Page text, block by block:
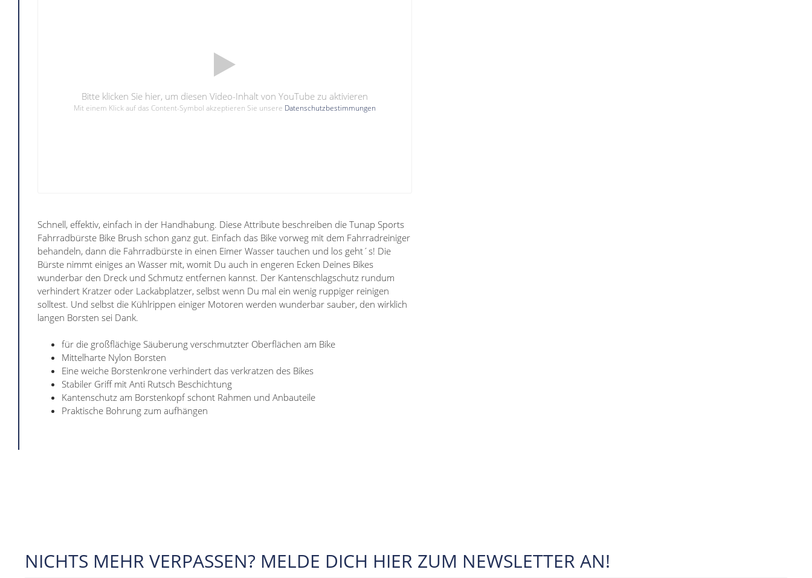
Bitte klicken Sie hier, um diesen Video-Inhalt von YouTube zu aktivieren
Mit einem Klick auf das Content-Symbol akzeptieren Sie unsere Datenschutzbestimmungen
Schnell, effektiv, einfach in der Handhabung. Diese Attribute beschreiben die Tunap Sports
Fahrradbürste Bike Brush schon ganz gut. Einfach das Bike vorweg mit dem Fahrradreiniger
behandeln, dann die Fahrradbürste in einen Eimer Wasser tauchen und los geht´s! Die
Bürste nimmt einiges an Wasser mit, womit Du auch in engeren Ecken Deines Bikes
wunderbar den Dreck und Schmutz entfernen kannst. Der Kantenschlagschutz rundum
verhindert Kratzer oder Lackabplatzer, selbst wenn Du mal ein wenig ruppiger reinigen
solltest. Und selbst die Kühlrippen einiger Motoren werden wunderbar sauber, den wirklich
langen Borsten sei Dank.
für die großflächige Säuberung verschmutzter Oberflächen am Bike
Mittelharte Nylon Borsten
Eine weiche Borstenkrone verhindert das verkratzen des Bikes
Stabiler Griff mit Anti Rutsch Beschichtung
Kantenschutz am Borstenkopf schont Rahmen und Anbauteile
Praktische Bohrung zum aufhängen
NICHTS MEHR VERPASSEN? MELDE DICH HIER ZUM NEWSLETTER AN!